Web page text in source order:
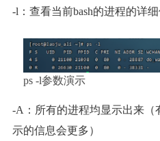
-l：查看当前bash的进程的详
ps -l参数演示
-A：所有的进程均显示出来（
示的信息会更多）